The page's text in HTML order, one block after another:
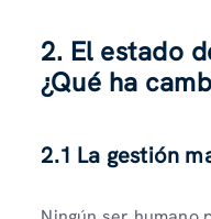
2. El estado
¿Qué ha
2.1 La gestión